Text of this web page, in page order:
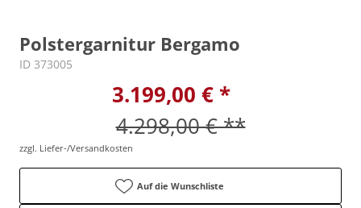
Polstergarnitur Bergamo
ID 373005
3.199,00 € *
4.298,00 € **
zzgl. Liefer-/Versandkosten
Auf die Wunschliste